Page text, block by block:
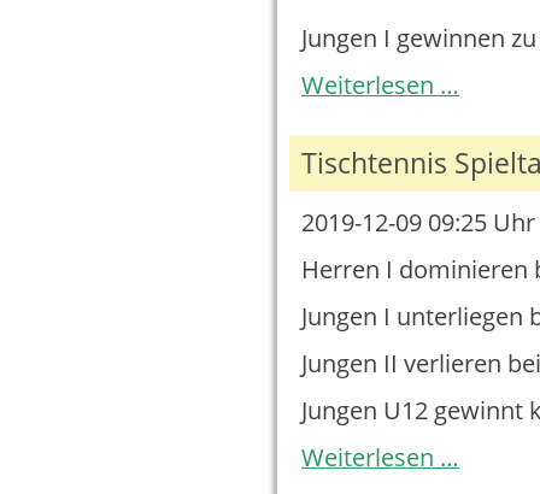
Jungen I gewinnen
Weiterlesen …Spieltag
Tischtennis
2019-12-09 09:25 Uhr
Herren I dominieren
Jungen I unterliegen
Jungen II verlieren
Jungen U12 gewinnt
Weiterlesen …Spieltag